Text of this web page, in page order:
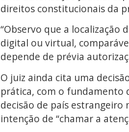
direitos constitucionais da
“Observo que a localização
digital ou virtual,
depende de prévia
O juiz ainda cita uma
prática, com o fundamento
decisão de país estrangeiro
intenção de “chamar a